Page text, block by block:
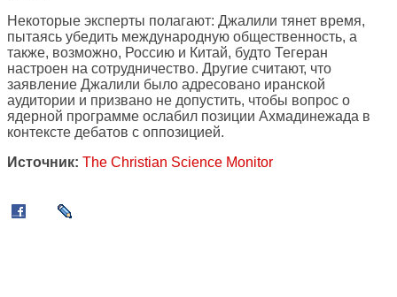
Некоторые эксперты полагают: Джалили тянет время,
пытаясь убедить международную общественность, а
также, возможно, Россию и Китай, будто Тегеран
настроен на сотрудничество. Другие считают, что
заявление Джалили было адресовано иранской
аудитории и призвано не допустить, чтобы вопрос о
ядерной программе ослабил позиции Ахмадинежада в
контексте дебатов с оппозицией.
Источник: The Christian Science Monitor